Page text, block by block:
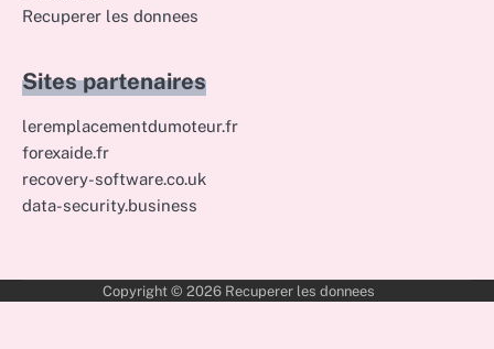
Recuperer les donnees
Sites partenaires
leremplacementdumoteur.fr
forexaide.fr
recovery-software.co.uk
data-security.business
Copyright © 2026 Recuperer les donnees